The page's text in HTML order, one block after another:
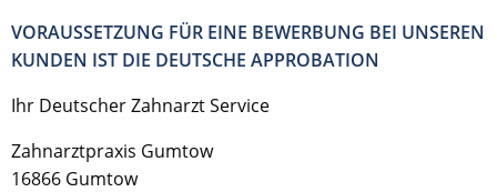
VORAUSSETZUNG FÜR EINE BEWERBUNG BEI UNSEREN
KUNDEN IST DIE DEUTSCHE APPROBATION
Ihr Deutscher Zahnarzt Service
Zahnarztpraxis Gumtow
16866 Gumtow